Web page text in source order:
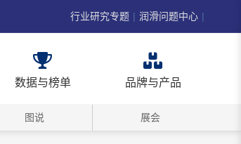
行业研究专题 | 润滑问题中心 |
数据与榜单 品牌与产品
图说 展会